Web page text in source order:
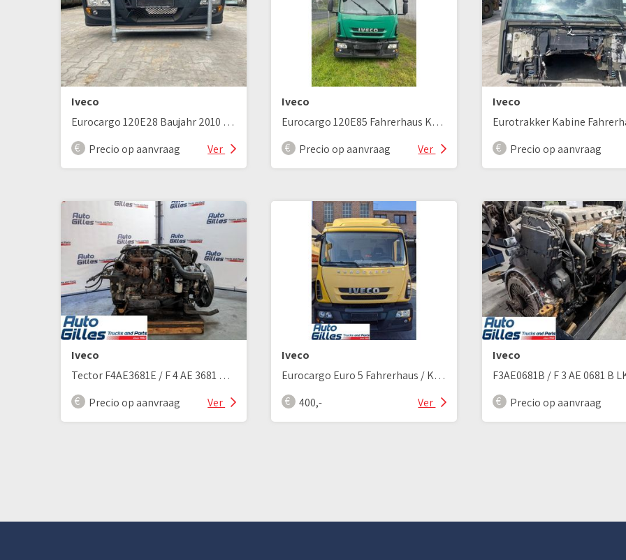
Iveco
Eurocargo 120E28 Baujahr 2010 Stoßstange
Precio op aanvraag
Ver
Iveco
Eurocargo 120E85 Fahrerhaus Kabine
Precio op aanvraag
Ver
Iveco
Eurotrakker Kabine
Precio op aanvraag
Iveco
Tector F4AE3681E / F 4 AE 3681 E LKW Motor Euro 5
Precio op aanvraag
Ver
Iveco
Eurocargo Euro 5 Fahrerhaus / Kabine / Cabin
400,-
Ver
Iveco
Precio op aanvraag